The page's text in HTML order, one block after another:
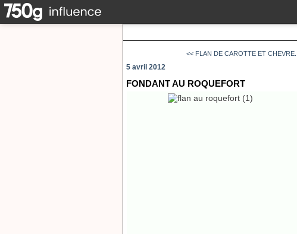
<< FLAN DE CAROTTE ET CHEVRE...
5 avril 2012
FONDANT AU ROQUEFORT